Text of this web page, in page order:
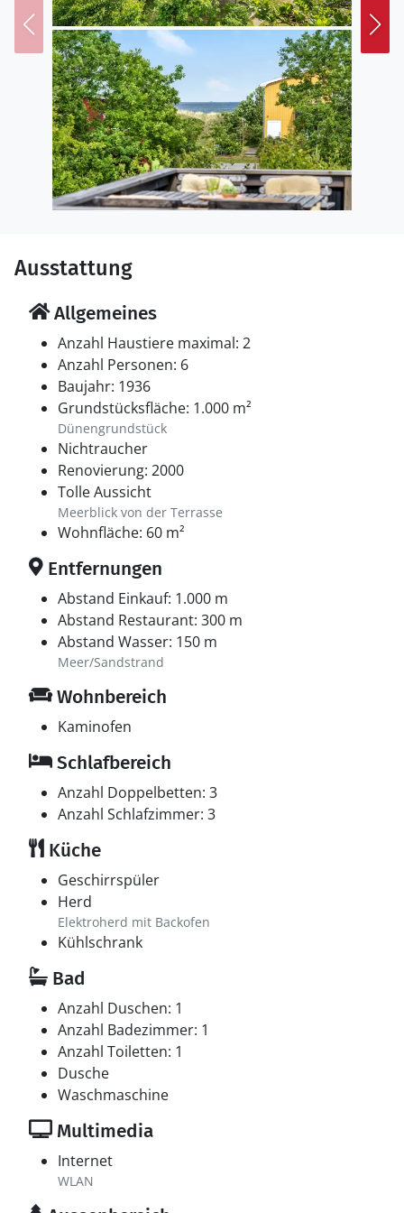
Wir wünschen Ihnen einen tollen Urlaub auf Djursland.
Ausstattung
Allgemeines
Anzahl Haustiere maximal: 2
Anzahl Personen: 6
Baujahr: 1936
Grundstücksfläche: 1.000 m²
Dünengrundstück
Nichtraucher
Renovierung: 2000
Tolle Aussicht
Meerblick von der Terrasse
Wohnfläche: 60 m²
Entfernungen
Abstand Einkauf: 1.000 m
Abstand Restaurant: 300 m
Abstand Wasser: 150 m
Meer/Sandstrand
Wohnbereich
Kaminofen
Schlafbereich
Anzahl Doppelbetten: 3
Anzahl Schlafzimmer: 3
Küche
Geschirrspüler
Herd
Elektroherd mit Backofen
Kühlschrank
Bad
Anzahl Duschen: 1
Anzahl Badezimmer: 1
Anzahl Toiletten: 1
Dusche
Waschmaschine
Multimedia
Internet
WLAN